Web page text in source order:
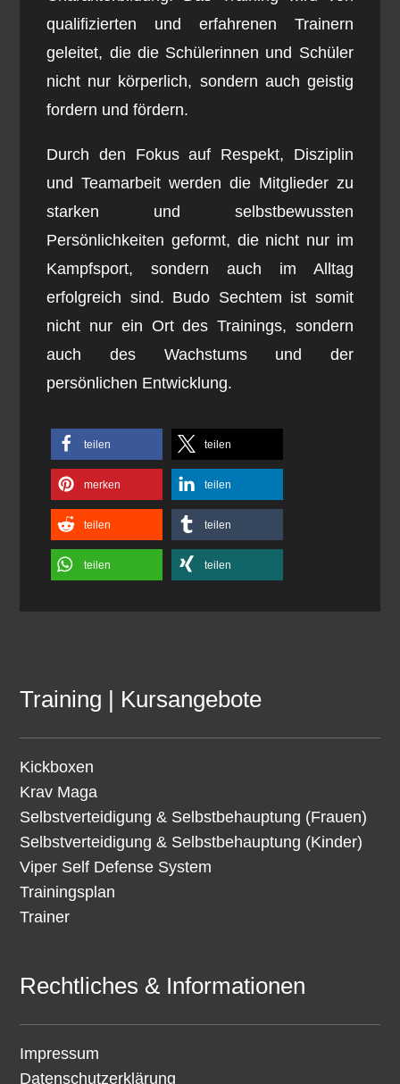
qualifizierten und erfahrenen Trainern
geleitet, die die Schülerinnen und Schüler
nicht nur körperlich, sondern auch geistig
fordern und fördern.
Durch den Fokus auf Respekt, Disziplin
und Teamarbeit werden die Mitglieder zu
starken und selbstbewussten
Persönlichkeiten geformt, die nicht nur im
Kampfsport, sondern auch im Alltag
erfolgreich sind. Budo Sechtem ist somit
nicht nur ein Ort des Trainings, sondern
auch des Wachstums und der
persönlichen Entwicklung.
teilen teilen
merken teilen
teilen teilen
teilen teilen
Training | Kursangebote
Kickboxen
Krav Maga
Selbstverteidigung & Selbstbehauptung (Frauen)
Selbstverteidigung & Selbstbehauptung (Kinder)
Viper Self Defense System
Trainingsplan
Trainer
Rechtliches & Informationen
Impressum
Datenschutzerklärung